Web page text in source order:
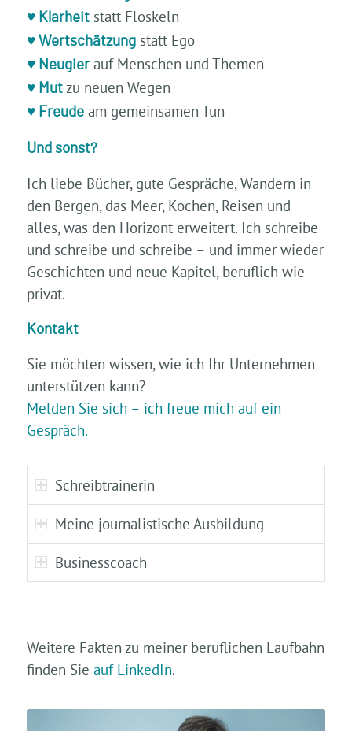
♥ Klarheitstatt Floskeln
♥ Wertschätzungstatt Ego
♥ Neugierauf Menschen und Themen
♥ Mutzu neuen Wegen
♥ Freudeam gemeinsamen Tun
Und sonst?
Ich liebe Bücher, gute Gespräche, Wandern in
den Bergen, das Meer, Kochen, Reisen und
alles, was den Horizont erweitert. Ich schreibe
und schreibe und schreibe – und immer wieder
Geschichten und neue Kapitel, beruflich wie
privat.
Kontakt
Sie möchten wissen, wie ich Ihr Unternehmen
unterstützen kann?
Melden Sie sich – ich freue mich auf ein
Gespräch.
Schreibtrainerin
Meine journalistische Ausbildung
Businesscoach
Weitere Fakten zu meiner beruflichen Laufbahn
finden Sie auf LinkedIn.